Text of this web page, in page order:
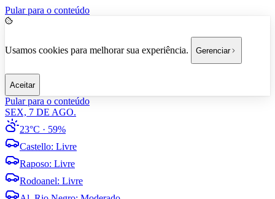
Pular para o conteúdo
Usamos cookies para melhorar sua experiência. Gerenciar
Aceitar
Pular para o conteúdo
SEX, 7 DE AGO.
23°C · 59%
Castello: Livre
Raposo: Livre
Rodoanel: Livre